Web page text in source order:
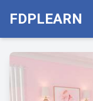
FDPLEARN